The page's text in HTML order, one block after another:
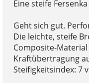
Eine steife Fersenka
Geht sich gut.
Die leichte, steife
Composite-
Kraftübertragung
Steifigkeitsindex: 7